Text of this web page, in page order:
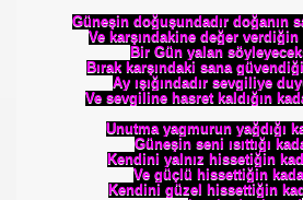
Güneşin doğuşundadır doğanın
Ve karşındakine değer verdiğin
Bir Gün yalan
Bırak karşındaki sana
Ay ışığındadır sevgiliye
Ve sevgiline hasret kaldığın
Unutma yagmurun yağdığı
Güneşin seni ısıttığı
Kendini yalnız hissetiğin
Ve güçlü hissettiğin
Kendini güzel hissettiğin